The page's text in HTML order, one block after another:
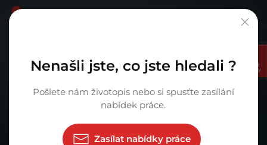
Vyberte si Vaši prima kariéru.
Zasílat
nabídky
Nenašli jste, co jste hledali ?
Pošlete nám životopis nebo si spusťte zasílání
nabídek práce.
Zasílat nabídky práce